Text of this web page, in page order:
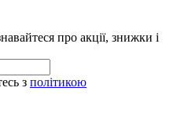
про акції, знижки і
з політикою